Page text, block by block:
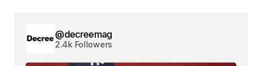
@decreemag
2.4k Followers